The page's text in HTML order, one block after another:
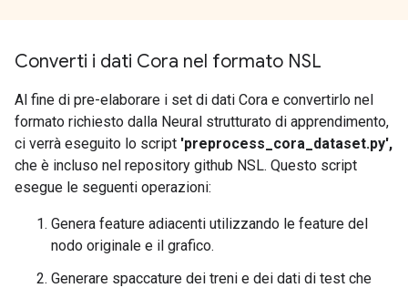
Converti i dati Cora nel formato NSL
Al fine di pre-elaborare i set di dati Cora e convertirlo nel
formato richiesto dalla Neural strutturato di apprendimento,
ci verrà eseguito lo script 'preprocess_cora_dataset.py',
che è incluso nel repository github NSL. Questo script
esegue le seguenti operazioni:
Genera feature adiacenti utilizzando le feature del
nodo originale e il grafico.
Generare spaccature dei treni e dei dati di test che